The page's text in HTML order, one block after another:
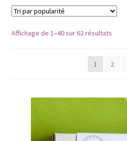
Affichage de 1–40 sur 62 résultatsTrié
1
2